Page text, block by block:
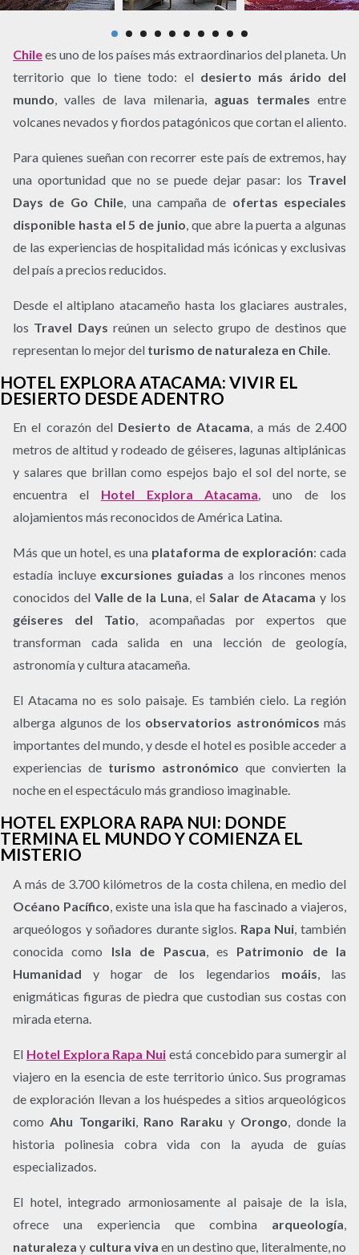
Chilees uno de los países más extraordinarios del planeta. Un
territorio que lo tiene todo: el desierto más árido del
mundo , valles de lava milenaria, aguas termales entre
volcanes nevados y fiordos patagónicos que cortan el aliento.
Para quienes sueñan con recorrer este país de extremos, hay
una oportunidad que no se puede dejar pasar: los Travel
Days de Go Chile , una campaña de ofertas especiales
disponible hasta el 5 de junio , que abre la puerta a algunas
de las experiencias de hospitalidad más icónicas y exclusivas
del país a precios reducidos.
Desde el altiplano atacameño hasta los glaciares australes,
los Travel Days reúnen un selecto grupo de destinos que
representan lo mejor del turismo de naturaleza en Chile
HOTEL EXPLORA ATACAMA: VIVIR EL
DESIERTO DESDE ADENTRO
En el corazón del Desierto de Atacama, a más de 2.400
metros de altitud y rodeado de géiseres, lagunas altiplánicas
y salares que brillan como espejos bajo el sol del norte, se
encuentra el Hotel Explora Atacama, uno de los
alojamientos más reconocidos de América Latina.
Más que un hotel, es una plataforma de exploración: cada
estadía incluye excursiones guiadas a los rincones menos
conocidos del Valle de la Luna, el Salar de Atacama y los
géiseres del Tatio, acompañadas por expertos que
transforman cada salida en una lección de geología,
astronomía y cultura atacameña.
El Atacama no es solo paisaje. Es también cielo. La región
alberga algunos de los observatorios astronómicos más
importantes del mundo, y desde el hotel es posible acceder a
experiencias de turismo astronómico que convierten la
noche en el espectáculo más grandioso imaginable.
HOTEL EXPLORA RAPA NUI: DONDE
TERMINA EL MUNDO Y COMIENZA EL
MISTERIO
A más de 3.700 kilómetros de la costa chilena, en medio del
Océano Pacífico , existe una isla que ha fascinado a viajeros,
arqueólogos y soñadores durante siglos. Rapa Nui , también
conocida como Isla de Pascua , es Patrimonio de la
Humanidad y hogar de los legendarios moáis , las
enigmáticas figuras de piedra que custodian sus costas con
mirada eterna.
El Hotel Explora Rapa Nui está concebido para sumergir al
viajero en la esencia de este territorio único. Sus programas
de exploración llevan a los huéspedes a sitios arqueológicos
como Ahu Tongariki, Rano Raraku y Orongo , donde la
historia polinesia cobra vida con la ayuda de guías
especializados.
El hotel, integrado armoniosamente al paisaje de la isla,
ofrece una experiencia que combina arqueología
naturaleza y cultura viva en un destino que, literalmente, no